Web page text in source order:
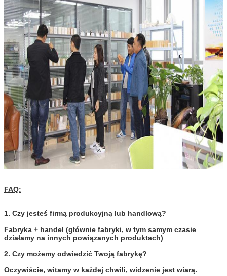
Zatwierdź
FAQ:
1. Czy jesteś firmą produkcyjną lub handlową?
Fabryka + handel (głównie fabryki, w tym samym czasie
działamy na innych powiązanych produktach)
2. Czy możemy odwiedzić Twoją fabrykę?
Oczywiście, witamy w każdej chwili, widzenie jest wiarą.